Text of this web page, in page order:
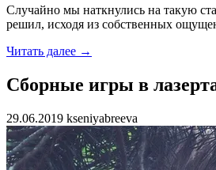
Случайно мы наткнулись на такую
решил, исходя из собственных
Читать далее →
Сборные игры в
29.06.2019 kseniyabreeva